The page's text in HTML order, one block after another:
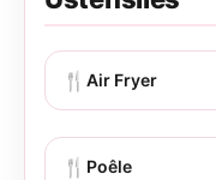
🍴 Air Fryer
🍴 Poêle